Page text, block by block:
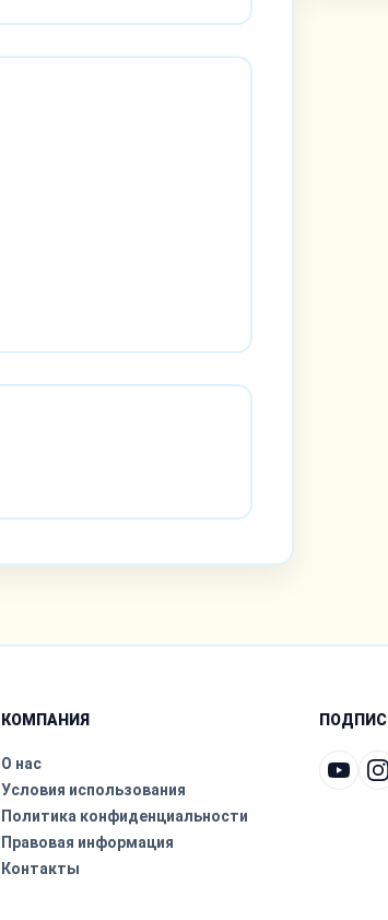
КОМПАНИЯ
О нас
Условия использования
Политика конфиденциальности
Правовая информация
Контакты